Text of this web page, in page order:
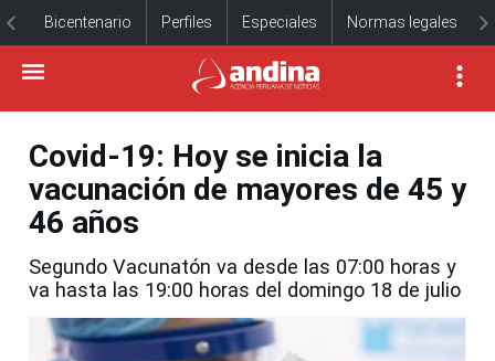
Bicentenario Perfiles Especiales Normas legales
Covid-19: Hoy se inicia la
vacunación de mayores de 45 y
46 años
Segundo Vacunatón va desde las 07:00 horas y
va hasta las 19:00 horas del domingo 18 de julio